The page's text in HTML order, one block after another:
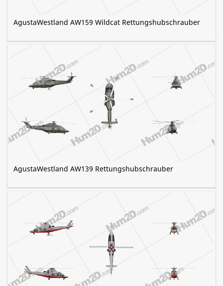
AgustaWestland AW159 Wildcat Rettungshubschrauber
AgustaWestland AW139 Rettungshubschrauber